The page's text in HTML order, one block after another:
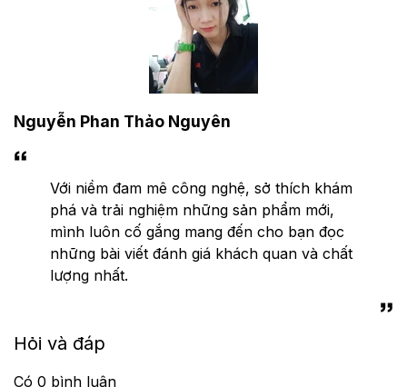
Nguyễn Phan Thảo Nguyên
Với niềm đam mê công nghệ, sở thích khám
phá và trải nghiệm những sản phẩm mới,
mình luôn cố gắng mang đến cho bạn đọc
những bài viết đánh giá khách quan và chất
lượng nhất.
Hỏi và đáp
Có 0 bình luận